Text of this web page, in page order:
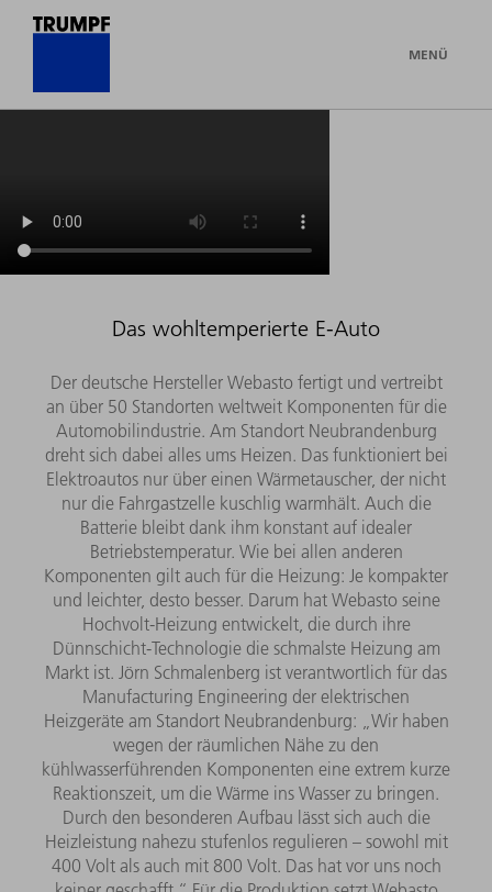
MENÜ
Das wohltemperierte E-Auto
Der deutsche Hersteller Webasto fertigt und vertreibt
an über 50 Standorten weltweit Komponenten für die
Automobilindustrie. Am Standort Neubrandenburg
dreht sich dabei alles ums Heizen. Das funktioniert bei
Elektroautos nur über einen Wärmetauscher, der nicht
nur die Fahrgastzelle kuschlig warmhält. Auch die
Batterie bleibt dank ihm konstant auf idealer
Betriebstemperatur. Wie bei allen anderen
Komponenten gilt auch für die Heizung: Je kompakter
und leichter, desto besser. Darum hat Webasto seine
Hochvolt-Heizung entwickelt, die durch ihre
Dünnschicht-Technologie die schmalste Heizung am
Markt ist. Jörn Schmalenberg ist verantwortlich für das
Manufacturing Engineering der elektrischen
Heizgeräte am Standort Neubrandenburg: „Wir haben
wegen der räumlichen Nähe zu den
kühlwasserführenden Komponenten eine extrem kurze
Reaktionszeit, um die Wärme ins Wasser zu bringen.
Durch den besonderen Aufbau lässt sich auch die
Heizleistung nahezu stufenlos regulieren – sowohl mit
400 Volt als auch mit 800 Volt. Das hat vor uns noch